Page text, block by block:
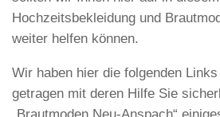
Hochzeitsbekleidung und
weiter helfen können.
Wir haben hier die folgenden
getragen mit deren Hilfe Sie